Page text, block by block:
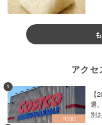
アクセ
1
選
別